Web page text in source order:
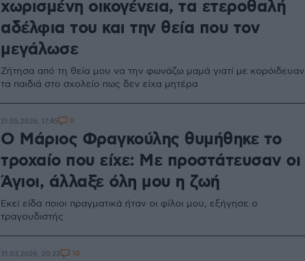
χωρισμένη οικογένεια, τα ετεροθαλή
αδέλφια του και την θεία που τον
μεγάλωσε
Ζήτησα από τη θεία μου να την φωνάζω μαμά γιατί με κορόιδευαν
τα παιδιά στο σχολείο πως δεν είχα μητέρα
Ο Μάριος Φραγκούλης θυμήθηκε το
τροχαίο που είχε: Με προστάτευσαν οι
Άγιοι, άλλαξε όλη μου η ζωή
Εκεί είδα ποιοι πραγματικά ήταν οι φίλοι μου, εξήγησε ο
τραγουδιστής
21.05.2026, 17:45 8
31.03.2026, 20:22 10